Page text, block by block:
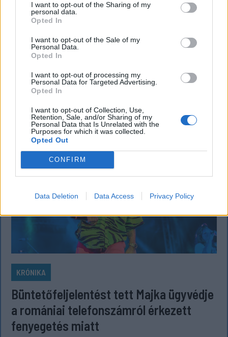
I want to opt-out of the Sharing of my
personal data.
Opted In
I want to opt-out of the Sale of my
Personal Data.
Opted In
I want to opt-out of processing my
Personal Data for Targeted Advertising.
Opted In
I want to opt-out of Collection, Use,
Retention, Sale, and/or Sharing of my
Personal Data that Is Unrelated with the
Purposes for which it was collected.
Opted Out
CONFIRM
Data Deletion Data Access Privacy Policy
Kórházba szállítottak több embert, mezőgazdasági
rendeleteket is kibocsátottak azután, hogy szombat
délután súlyos konfliktus alakult ki Csatószegen egy
elsőbbségadási vita nyomán.
KRÓNIKA
Büntetőfeljelentést tett Majka ügyvédje
a romániai telefonszámról érkezett
fenyegetés miatt